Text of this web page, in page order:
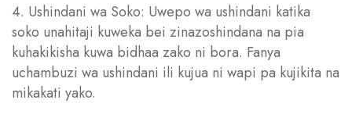
4. Ushindani wa Soko: Uwepo wa ushindani katika
soko unahitaji kuweka bei zinazoshindana na pia
kuhakikisha kuwa bidhaa zako ni bora. Fanya
uchambuzi wa ushindani ili kujua ni wapi pa kujikita na
mikakati yako.